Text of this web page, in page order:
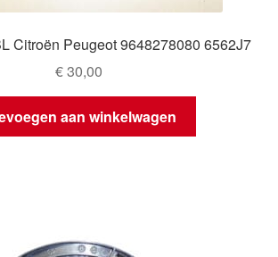
Citroën Peugeot 9648278080 6562J7
€30,00
aan winkelwagen